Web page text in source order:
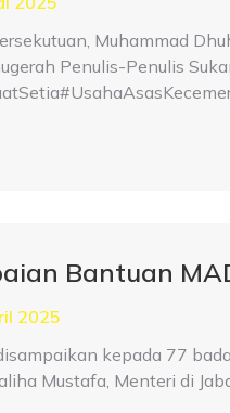
Muhammad
Penulis-Penulis
Bantuan
2025
kepada 77
Mustafa, Menteri di